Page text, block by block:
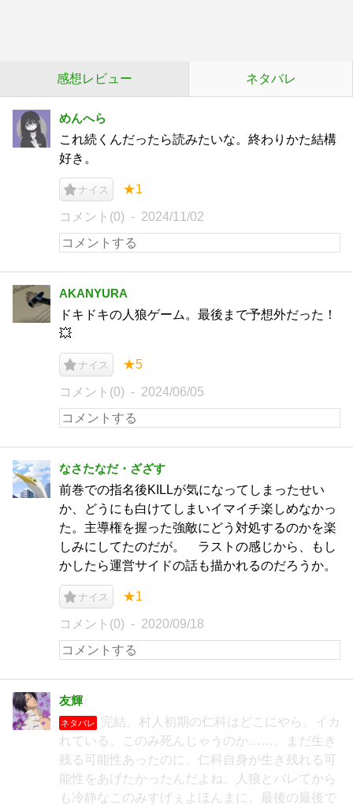
感想レビュー ネタバレ
めんへら
これ続くんだったら読みたいな。終わりかた結構
好き。
ナイス ★1
コメント(0) 2024/11/02
AKANYURA
ドキドキの人狼ゲーム。最後まで予想外だった！
💥
ナイス ★5
コメント(0) 2024/06/05
なさたなだ・ざざす
前巻での指名後KILLが気になってしまったせい
か、どうにも白けてしまいイマイチ楽しめなかっ
た。主導権を握った強敵にどう対処するのかを楽
しみにしてたのだが。 ラストの感じから、もし
かしたら運営サイドの話も描かれるのだろうか。
ナイス ★1
コメント(0) 2020/09/18
友輝
ネタバレ
完結。村人初期の仁科はどこにやら。イカ
れている。このみ死んじゃうのか……。まだ生き
残る可能性あったのに、仁科自身が生き残れる可
能性をあげたかったんだよね。人狼とバレてから
も冷静なこのみすげぇよほんまに。最後の最後で